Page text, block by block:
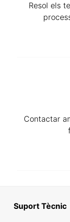
Resol els
Contactar
Suport Tècnic